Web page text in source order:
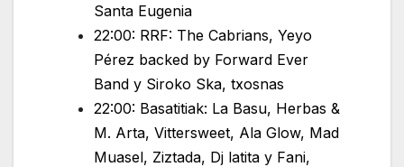
Santa Eugenia
22:00: RRF: The Cabrians, Yeyo
Pérez backed by Forward Ever
Band y Siroko Ska, txosnas
22:00: Basatitiak: La Basu, Herbas &
M. Arta, Vittersweet, Ala Glow, Mad
Muasel, Ziztada, Dj latita y Fani,